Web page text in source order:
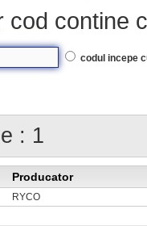
cod contine
codul incepe
: 1
Producator
RYCO